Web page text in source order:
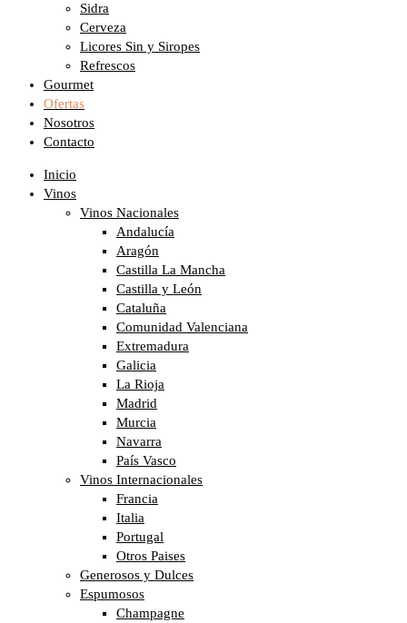
Sidra
Cerveza
Licores Sin y Siropes
Refrescos
Gourmet
Ofertas
Nosotros
Contacto
Inicio
Vinos
Vinos Nacionales
Andalucía
Aragón
Castilla La Mancha
Castilla y León
Cataluña
Comunidad Valenciana
Extremadura
Galicia
La Rioja
Madrid
Murcia
Navarra
País Vasco
Vinos Internacionales
Francia
Italia
Portugal
Otros Paises
Generosos y Dulces
Espumosos
Champagne